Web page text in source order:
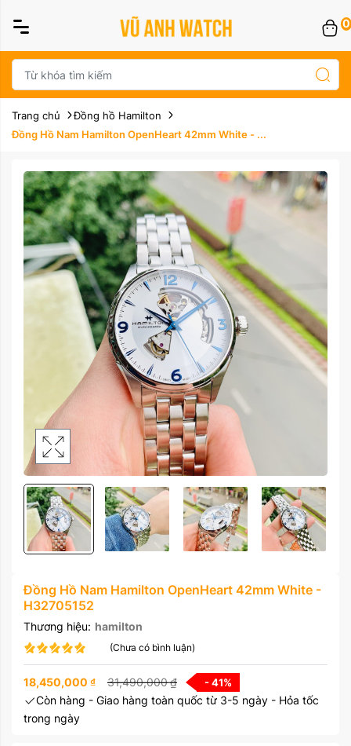
0
Trang chủ
Đồng hồ Hamilton
Đồng Hồ Nam Hamilton OpenHeart 42mm White - ...
Đồng Hồ Nam Hamilton OpenHeart 42mm White -
H32705152
Thương hiệu: hamilton
(Chưa có bình luận)
18,450,000 ₫ 31,490,000₫ - 41%
Còn hàng - Giao hàng toàn quốc từ 3-5 ngày - Hỏa tốc
trong ngày